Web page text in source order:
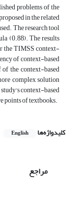
problems of the
in the related
The research tool
(0.88). The results
the TIMSS context-
of context-based
the context-based
complex solution
context-based
points of textbooks.
کلیدواژه‌ها English
مراجع